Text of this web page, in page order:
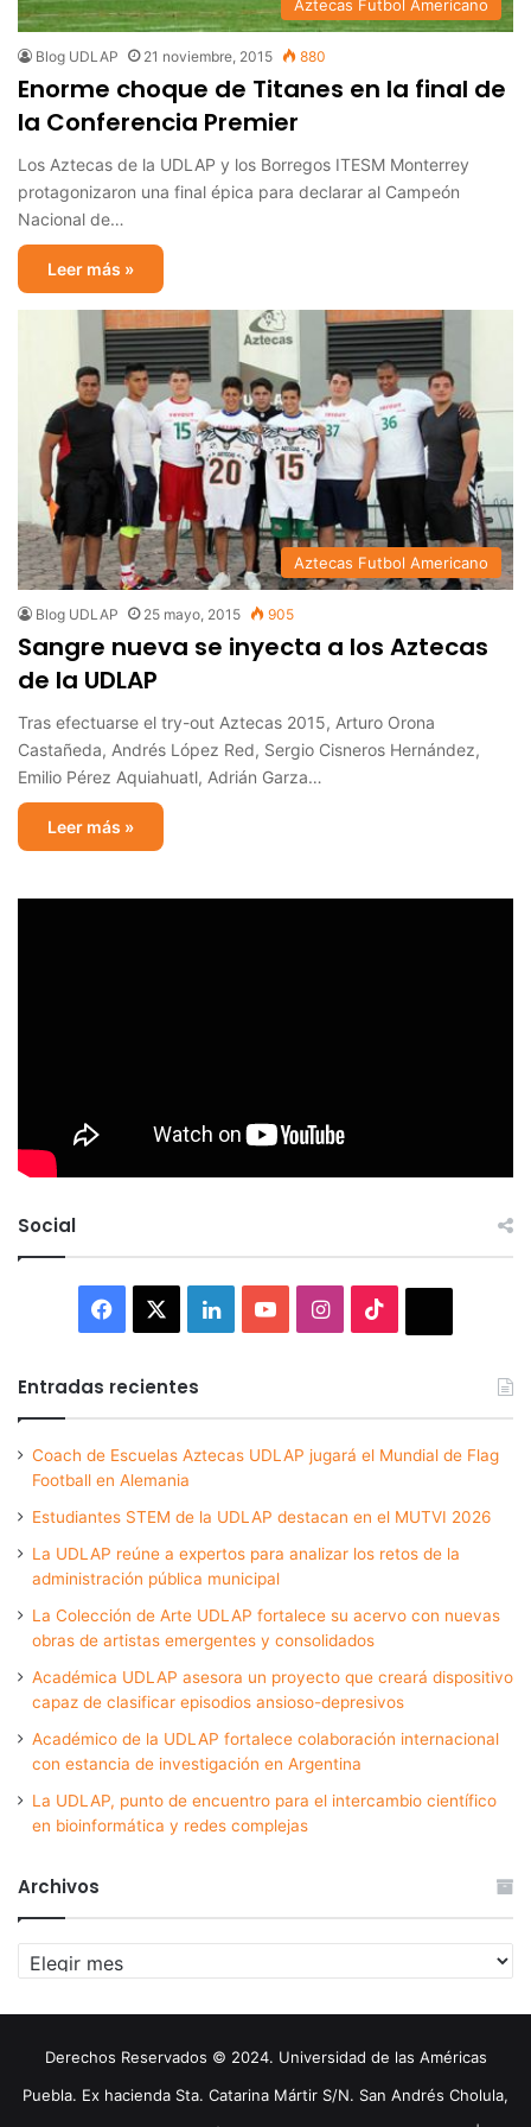
Aztecas Futbol Americano
Blog UDLAP 21 noviembre, 2015 880
Enorme choque de Titanes en la final de
la Conferencia Premier
Los Aztecas de la UDLAP y los Borregos ITESM Monterrey
protagonizaron una final épica para declarar al Campeón
Nacional de…
Leer más »
Aztecas Futbol Americano
Blog UDLAP 25 mayo, 2015 905
Sangre nueva se inyecta a los Aztecas
de la UDLAP
Tras efectuarse el try-out Aztecas 2015, Arturo Orona
Castañeda, Andrés López Red, Sergio Cisneros Hernández,
Emilio Pérez Aquiahuatl, Adrián Garza…
Leer más »
Social
Facebook LinkedInYouTubeInstagram
Entradas recientes
Coach de Escuelas Aztecas UDLAP jugará el Mundial de Flag
Football en Alemania
Estudiantes STEM de la UDLAP destacan en el MUTVI 2026
La UDLAP reúne a expertos para analizar los retos de la
administración pública municipal
La Colección de Arte UDLAP fortalece su acervo con nuevas
obras de artistas emergentes y consolidados
Académica UDLAP asesora un proyecto que creará dispositivo
capaz de clasificar episodios ansioso-depresivos
Académico de la UDLAP fortalece colaboración internacional
con estancia de investigación en Argentina
La UDLAP, punto de encuentro para el intercambio científico
en bioinformática y redes complejas
Archivos
Archivos
Derechos Reservados © 2024. Universidad de las Américas
Puebla. Ex hacienda Sta. Catarina Mártir S/N. San Andrés Cholula,